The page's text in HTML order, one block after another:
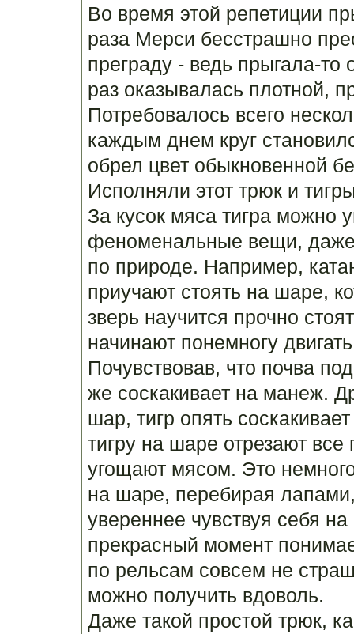
Во время этой репетиции
раза Мерси бесстрашно
преграду - ведь прыгала-
раз оказывалась плотной,
Потребовалось всего
каждым днем круг
обрел цвет обыкновенной
Исполняли этот трюк и
За кусок мяса тигра можно
феноменальные вещи, даже
по природе. Например,
приучают стоять на шаре,
зверь научится прочно
начинают понемногу
Почувствовав, что почва
же соскакивает на манеж.
шар, тигр опять
тигру на шаре отрезают
угощают мясом. Это
на шаре, перебирая
увереннее чувствуя себя
прекрасный момент
по рельсам совсем не
можно получить вдоволь.
Даже такой простой трюк,